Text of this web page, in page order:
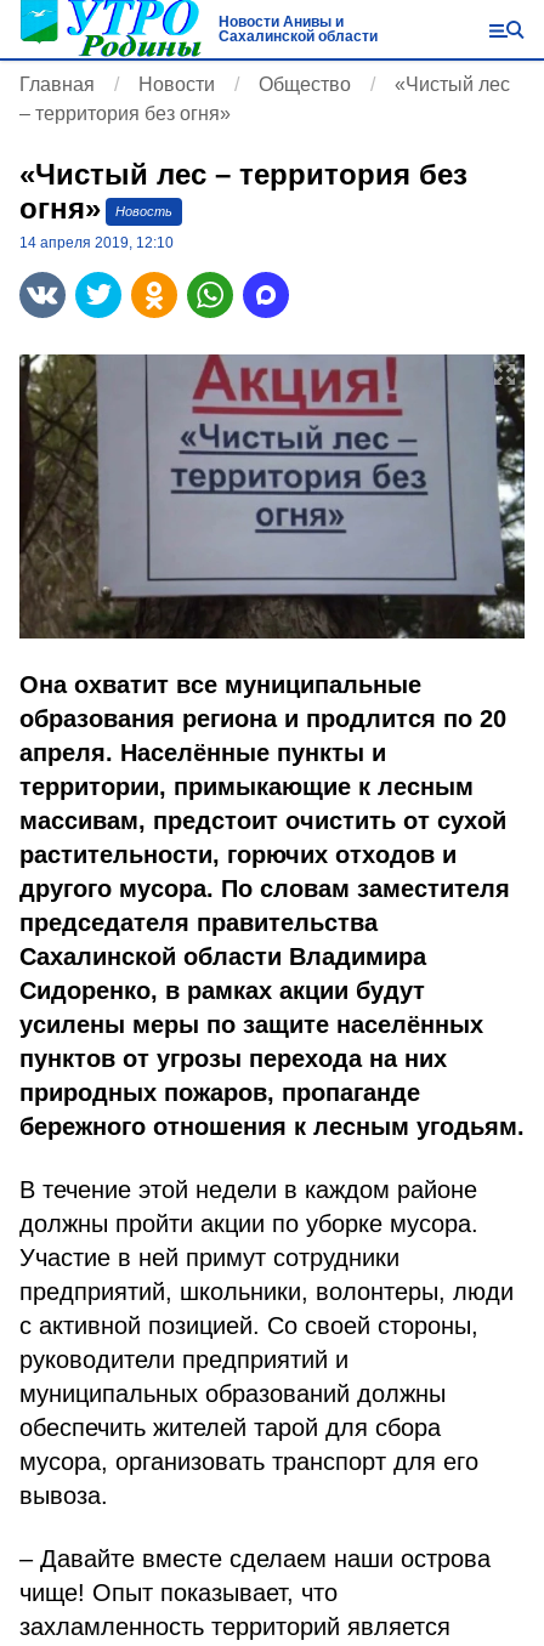
Новости Анивы и
Сахалинской области
Главная Новости Общество
«Чистый лес
– территория без огня»
«Чистый лес – территория без
огня»
Новость
14 апреля 2019, 12:10
Она охватит все муниципальные
образования региона и продлится по 20
апреля. Населённые пункты и
территории, примыкающие к лесным
массивам, предстоит очистить от сухой
растительности, горючих отходов и
другого мусора. По словам заместителя
председателя правительства
Сахалинской области Владимира
Сидоренко, в рамках акции будут
усилены меры по защите населённых
пунктов от угрозы перехода на них
природных пожаров, пропаганде
бережного отношения к лесным угодьям.
В течение этой недели в каждом районе
должны пройти акции по уборке мусора.
Участие в ней примут сотрудники
предприятий, школьники, волонтеры, люди
с активной позицией. Со своей стороны,
руководители предприятий и
муниципальных образований должны
обеспечить жителей тарой для сбора
мусора, организовать транспорт для его
вывоза.
– Давайте вместе сделаем наши острова
чище! Опыт показывает, что
захламленность территорий является